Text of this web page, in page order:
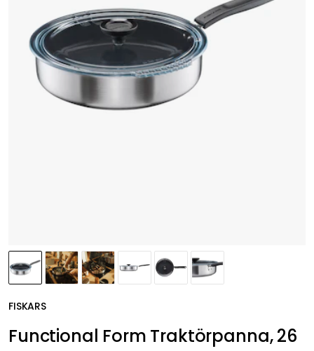
FISKARS
Functional Form Traktörpanna, 26